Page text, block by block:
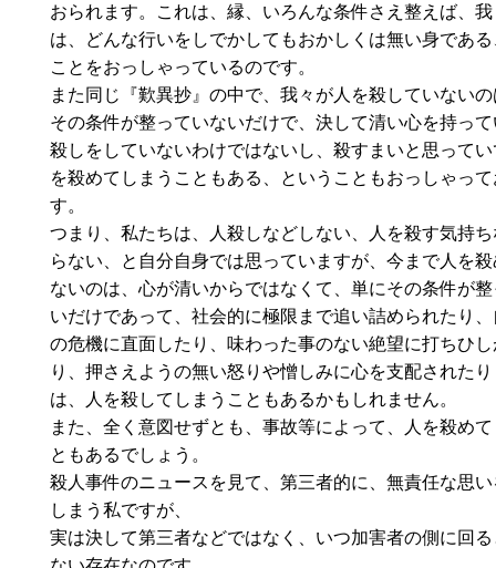
おられます。これは、縁、いろんな条件さえ整えば、
は、どんな行いをしでかしてもおかしくは無い身であ
ことをおっしゃっているのです。
また同じ『歎異抄』の中で、我々が人を殺していない
その条件が整っていないだけで、決して清い心を持っ
殺しをしていないわけではないし、殺すまいと思って
を殺めてしまうこともある、ということもおっしゃっ
す。
つまり、私たちは、人殺しなどしない、人を殺す気持
らない、と自分自身では思っていますが、今まで人を
ないのは、心が清いからではなくて、単にその条件が
いだけであって、社会的に極限まで追い詰められたり
の危機に直面したり、味わった事のない絶望に打ちひ
り、押さえようの無い怒りや憎しみに心を支配された
は、人を殺してしまうこともあるかもしれません。
また、全く意図せずとも、事故等によって、人を殺め
ともあるでしょう。
殺人事件のニュースを見て、第三者的に、無責任な思
しまう私ですが、
実は決して第三者などではなく、いつ加害者の側に回